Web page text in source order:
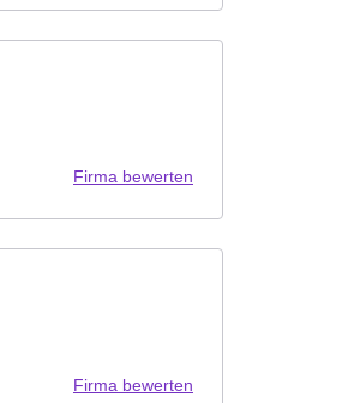
Firma bewerten
Firma bewerten